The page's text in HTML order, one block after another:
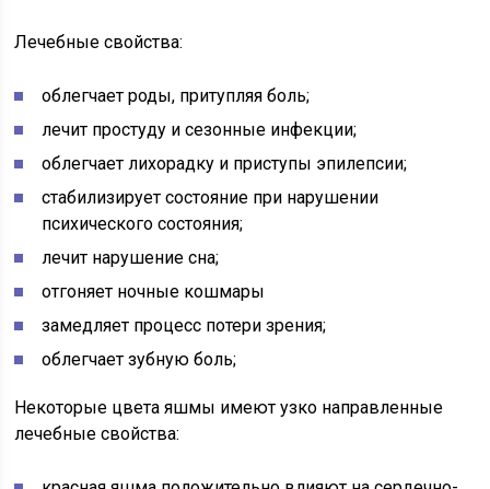
Лечебные свойства:
облегчает роды, притупляя боль;
лечит простуду и сезонные инфекции;
облегчает лихорадку и приступы эпилепсии;
стабилизирует состояние при нарушении
психического состояния;
лечит нарушение сна;
отгоняет ночные кошмары
замедляет процесс потери зрения;
облегчает зубную боль;
Некоторые цвета яшмы имеют узко направленные
лечебные свойства: